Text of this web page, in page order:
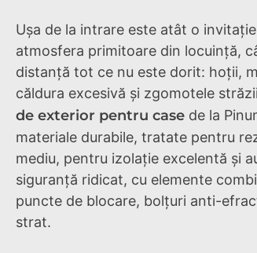
Ușa de la intrare este atât o
atmosfera primitoare din locuință,
distanță tot ce nu este dorit: hoții,
căldura excesivă și zgomotele
de exterior pentru case de la
materiale durabile, tratate pentru
mediu, pentru izolație excelentă și
siguranță ridicat, cu elemente
puncte de blocare, bolțuri anti-
strat.